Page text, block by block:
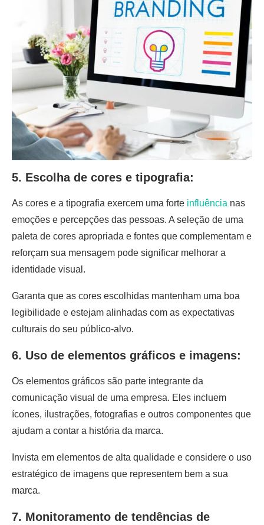
5. Escolha de cores e tipografia:
As cores e a tipografia exercem uma forte influência nas
emoções e percepções das pessoas. A seleção de uma
paleta de cores apropriada e fontes que complementam e
reforçam sua mensagem pode significar melhorar a
identidade visual.
Garanta que as cores escolhidas mantenham uma boa
legibilidade e estejam alinhadas com as expectativas
culturais do seu público-alvo.
6. Uso de elementos gráficos e imagens:
Os elementos gráficos são parte integrante da
comunicação visual de uma empresa. Eles incluem
ícones, ilustrações, fotografias e outros componentes que
ajudam a contar a história da marca.
Invista em elementos de alta qualidade e considere o uso
estratégico de imagens que representem bem a sua
marca.
7. Monitoramento de tendências de